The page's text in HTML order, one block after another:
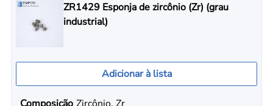
ZR1429 Esponja de zircônio (Zr) (grau
industrial)
Adicionar à lista